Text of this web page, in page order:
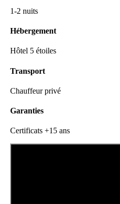
1-2 nuits
Hébergement
Hôtel 5 étoiles
Transport
Chauffeur privé
Garanties
Certificats +15 ans